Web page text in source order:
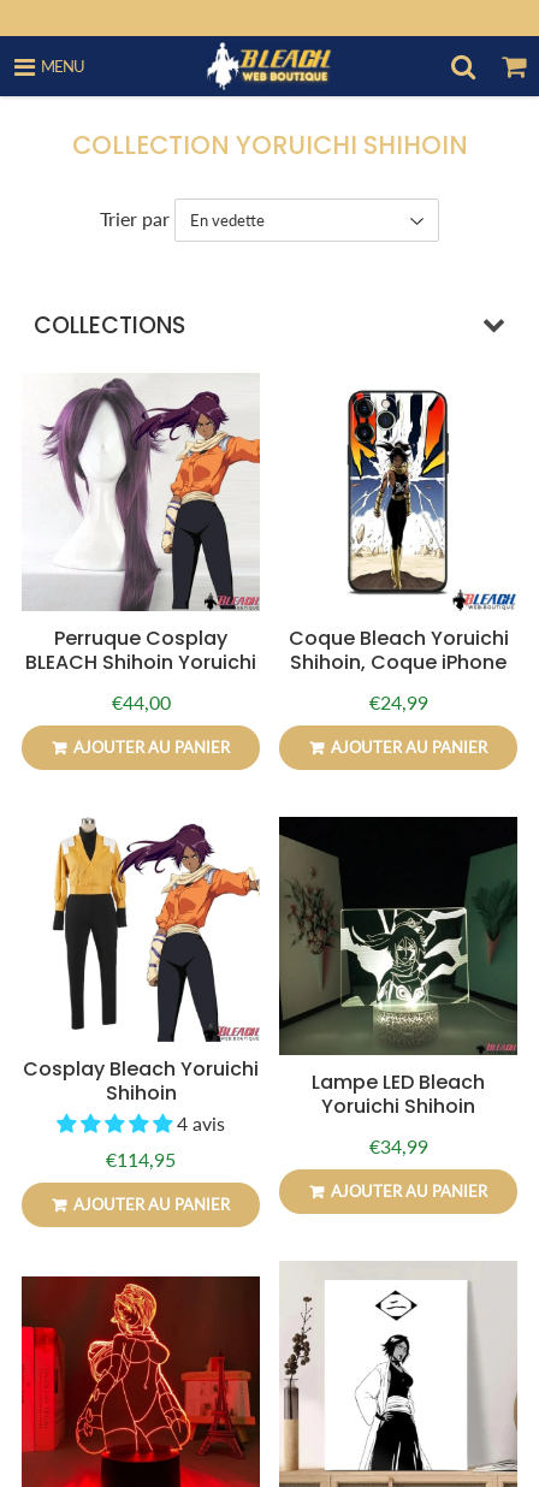
MENU
COLLECTION YORUICHI SHIHOIN
Trier par
COLLECTIONS
Perruque Cosplay
BLEACH Shihoin Yoruichi
Prix
régulier
€44,00€44,00
AJOUTER AU PANIER
Coque Bleach Yoruichi
Shihoin, Coque iPhone
Prix
régulier
€24,99€24,99
AJOUTER AU PANIER
Cosplay Bleach Yoruichi
Shihoin
4 avis
Prix
régulier
€114,95
AJOUTER AU PANIER
Lampe LED Bleach
Yoruichi Shihoin
Prix
régulier
€34,99€34,99
AJOUTER AU PANIER